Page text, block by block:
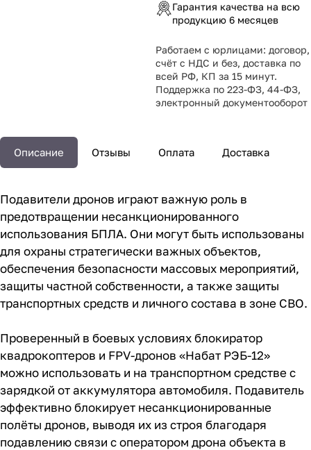
Гарантия качества на всю
продукцию 6 месяцев
Работаем с юрлицами: договор,
счёт с НДС и без, доставка по
всей РФ, КП за 15 минут.
Поддержка по 223-ФЗ, 44-ФЗ,
электронный документооборот
Описание Отзывы Оплата Доставка
Подавители дронов играют важную роль в
предотвращении несанкционированного
использования БПЛА. Они могут быть использованы
для охраны стратегически важных объектов,
обеспечения безопасности массовых мероприятий,
защиты частной собственности, а также защиты
транспортных средств и личного состава в зоне СВО.
Проверенный в боевых условиях блокиратор
квадрокоптеров и FPV-дронов «Набат РЭБ-12»
можно использовать и на транспортном средстве с
зарядкой от аккумулятора автомобиля. Подавитель
эффективно блокирует несанкционированные
полёты дронов, выводя их из строя благодаря
подавлению связи с оператором дрона объекта в